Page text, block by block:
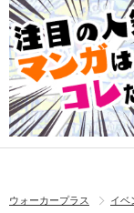
ウォーカープラス イベ